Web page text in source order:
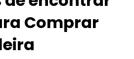
Comprar